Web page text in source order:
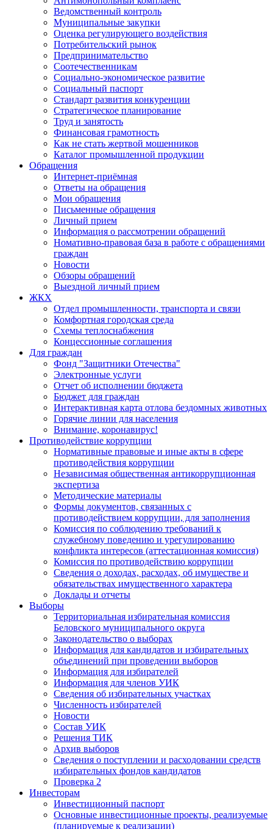
Ведомственный контроль
Муниципальные закупки
Оценка регулирующего воздействия
Потребительский рынок
Предпринимательство
Соотечественникам
Социально-экономическое развитие
Социальный паспорт
Стандарт развития конкуренции
Стратегическое планирование
Труд и занятость
Финансовая грамотность
Как не стать жертвой мошенников
Каталог промышленной продукции
Обращения
Интернет-приёмная
Ответы на обращения
Мои обращения
Письменные обращения
Личный прием
Информация о рассмотрении обращений
Номативно-правовая база в работе с обращениями
граждан
Новости
Обзоры обращений
Выездной личный прием
ЖКХ
Отдел промышленности, транспорта и связи
Комфортная городская среда
Схемы теплоснабжения
Концессионные соглашения
Для граждан
Фонд "Защитники Отечества"
Электронные услуги
Отчет об исполнении бюджета
Бюджет для граждан
Интерактивная карта отлова бездомных животных
Горячие линии для населения
Внимание, коронавирус!
Противодействие коррупции
Нормативные правовые и иные акты в сфере
противодействия коррупции
Независимая общественная антикоррупционная
экспертиза
Методические материалы
Формы документов, связанных с
противодействием коррупции, для заполнения
Комиссия по соблюдению требований к
служебному поведению и урегулированию
конфликта интересов (аттестационная комиссия)
Комиссия по противодействию коррупции
Сведения о доходах, расходах, об имуществе и
обязательствах имущественного характера
Доклады и отчеты
Выборы
Территориальная избирательная комиссия
Беловского муниципального округа
Законодательство о выборах
Информация для кандидатов и избирательных
объединений при проведении выборов
Информация для избирателей
Информация для членов УИК
Сведения об избирательных участках
Численность избирателей
Новости
Состав УИК
Решения ТИК
Архив выборов
Сведения о поступлении и расходовании средств
избирательных фондов кандидатов
Проверка 2
Инвесторам
Инвестиционный паспорт
Основные инвестиционные проекты, реализуемые
(планируемые к реализации)